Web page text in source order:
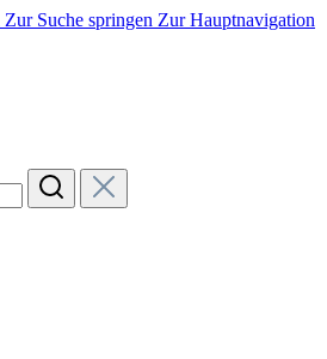
Zur Suche springen Zur Hauptnavigation